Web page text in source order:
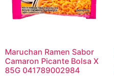
Maruchan Ramen Sabor
Camaron Picante Bolsa X
85G 041789002984